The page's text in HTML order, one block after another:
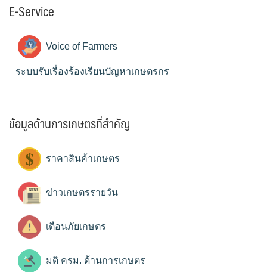
E-Service
Voice of Farmers
ระบบรับเรื่องร้องเรียนปัญหาเกษตรกร
ข้อมูลด้านการเกษตรที่สำคัญ
ราคาสินค้าเกษตร
ข่าวเกษตรรายวัน
เตือนภัยเกษตร
มติ ครม. ด้านการเกษตร